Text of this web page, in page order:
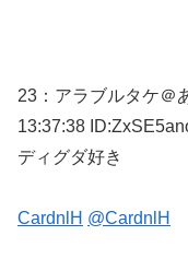
23： アラブルタケ＠
13:37:38
ディグダ好き
CardnlH @CardnlH